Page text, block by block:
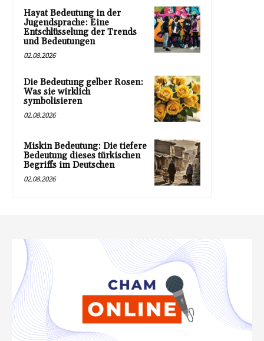
Hayat Bedeutung in der
Jugendsprache: Eine
Entschlüsselung der Trends
und Bedeutungen
02.08.2026
Die Bedeutung gelber Rosen:
Was sie wirklich
symbolisieren
02.08.2026
Miskin Bedeutung: Die tiefere
Bedeutung dieses türkischen
Begriffs im Deutschen
02.08.2026